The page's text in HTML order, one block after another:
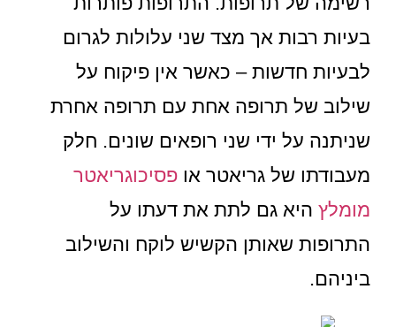
בעיות רבות אך מצד שני עלולות לגרום
לבעיות חדשות – כאשר אין פיקוח על
שילוב של תרופה אחת עם תרופה אחרת
שניתנה על ידי שני רופאים שונים. חלק
מעבודתו של גריאטר אופסיכוגריאטר
מומלץהיא גם לתת את דעתו על
התרופות שאותן הקשיש לוקח והשילוב
ביניהם.